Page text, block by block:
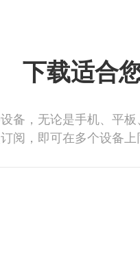
下载适合
备，无论是手机、平
阅，即可在多个设备上